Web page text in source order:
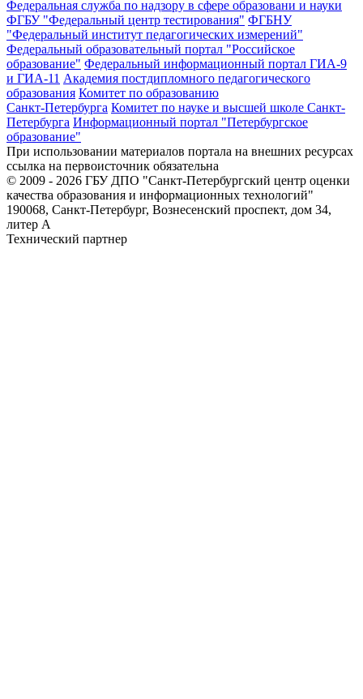
Федеральная служба по надзору в сфере образовани и науки
ФГБУ "Федеральный центр тестирования" ФГБНУ
"Федеральный институт педагогических измерений"
Федеральный образовательный портал "Российское
образование" Федеральный информационный портал ГИА-9
и ГИА-11 Академия постдипломного педагогического
образования Комитет по образованию
Санкт-Петербурга Комитет по науке и высшей школе Санкт-
Петербурга Информационный портал "Петербургское
образование"
При использовании материалов портала на внешних ресурсах
ссылка на первоисточник обязательна
© 2009 - 2026 ГБУ ДПО "Санкт-Петербургский центр оценки
качества образования и информационных технологий"
190068, Санкт-Петербург, Вознесенский проспект, дом 34,
литер А
Технический партнер